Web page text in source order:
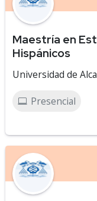
Maestría en
Hispánicos
Universidad de
Presencial